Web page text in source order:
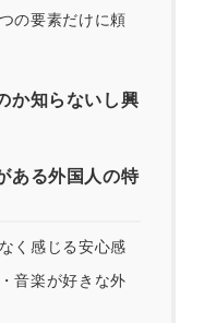
の要素だけに頼
か知らないし興
ある外国人の特
く感じる安心感
音楽が好きな外